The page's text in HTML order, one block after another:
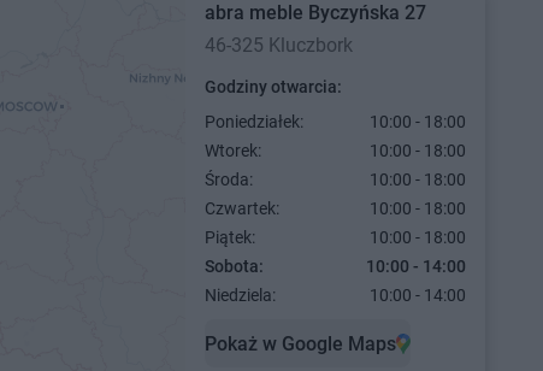
abra meble Byczyńska 27
46-325 Kluczbork
Godziny otwarcia:
Poniedziałek:
10:00 - 18:00
Wtorek:
10:00 - 18:00
Środa:
10:00 - 18:00
Czwartek:
10:00 - 18:00
Piątek:
10:00 - 18:00
Sobota:
10:00 - 14:00
Niedziela:
10:00 - 14:00
Pokaż w Google Maps